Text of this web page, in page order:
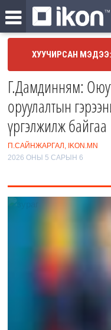
ХУУЧИРСАН
Г.Дамдинням:
оруулалтын
үргэлжилж байгаа
П.САЙНЖАРГАЛ, IKON.MN
2026 ОНЫ 5 САРЫН 6